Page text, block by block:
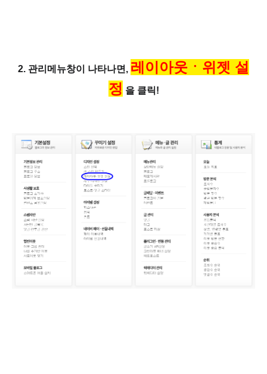
2. 관리메뉴창이 나타나면, 레이아웃ㆍ위젯 설
정 을 클릭!